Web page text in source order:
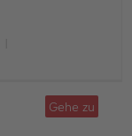
Gehe zu